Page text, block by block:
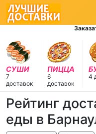
СУШИ
7
доставок
ПИЦЦА
6
доставок
4
Рейтинг
еды в